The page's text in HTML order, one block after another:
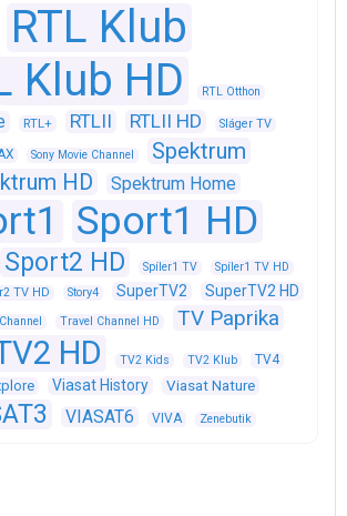
RTL Klub
Klub HD
RTL Otthon
RTL+ RTLII RTLII HD Sláger TV
Sony Movie Channel
Spektrum
HD
Spektrum Home
Sport1 HD
Sport2 HD Spíler1 TV
Spíler1 TV HD
TV HD Story4 SuperTV2 SuperTV2 HD
Travel Channel HD TV Paprika
HD TV2 Kids TV2 Klub TV4
Viasat History Viasat Nature
VIASAT6 VIVA Zenebutik